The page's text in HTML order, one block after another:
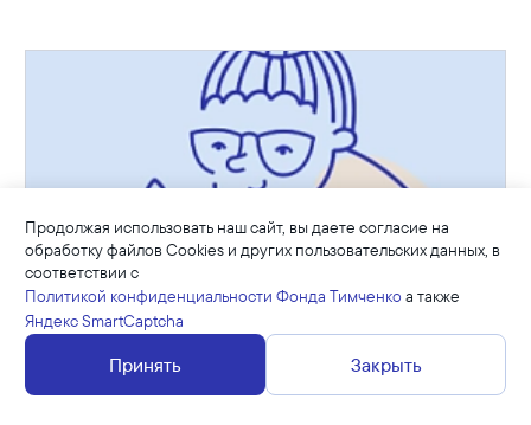
Программа «Старшее поколение»
Продолжая использовать наш сайт, вы даете согласие на
обработку файлов Cookies и других пользовательских данных, в
соответствии с
Политикой конфиденциальности Фонда Тимченко а также
Яндекс SmartCaptcha
Принять Закрыть